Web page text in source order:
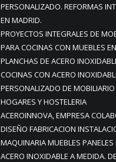
PERSONALIZADO. REFORMAS
EN MADRID.
PROYECTOS INTEGRALES DE
PARA COCINAS CON MUEBLES
PLANCHAS DE ACERO
COCINAS CON ACERO
PERSONALIZADO DE
HOGARES Y HOSTELERIA
ACEROINNOVA, EMPRESA
DISEÑO FABRICACION
MAQUINARIA MUEBLES PANELES
ACERO INOXIDABLE A MEDIDA.